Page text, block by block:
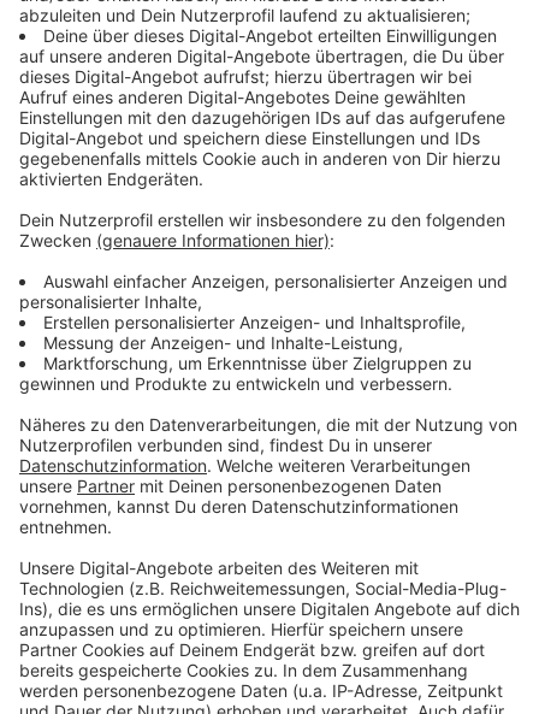
Fahrgästen und Mitarbeitenden der Rheinbahn
kommen. In solchen Situationen steht häufig Aussage
gegen Aussage. Bei der Düsseldorfer Polizei gehören
Bodycams schon seit einigen Jahren zur Ausrüstung
dazu und auch in anderen Verkehrsbetrieben werden
Bodycams bereits getestet.
Weitere Infos und Links zum Thema:
Anzeige
So informiert die Rheinbahn
So hatten wir vor zwei Jahren berichtet
Haltestelle "Prinzenallee" wird barrierefrei
Anzeige